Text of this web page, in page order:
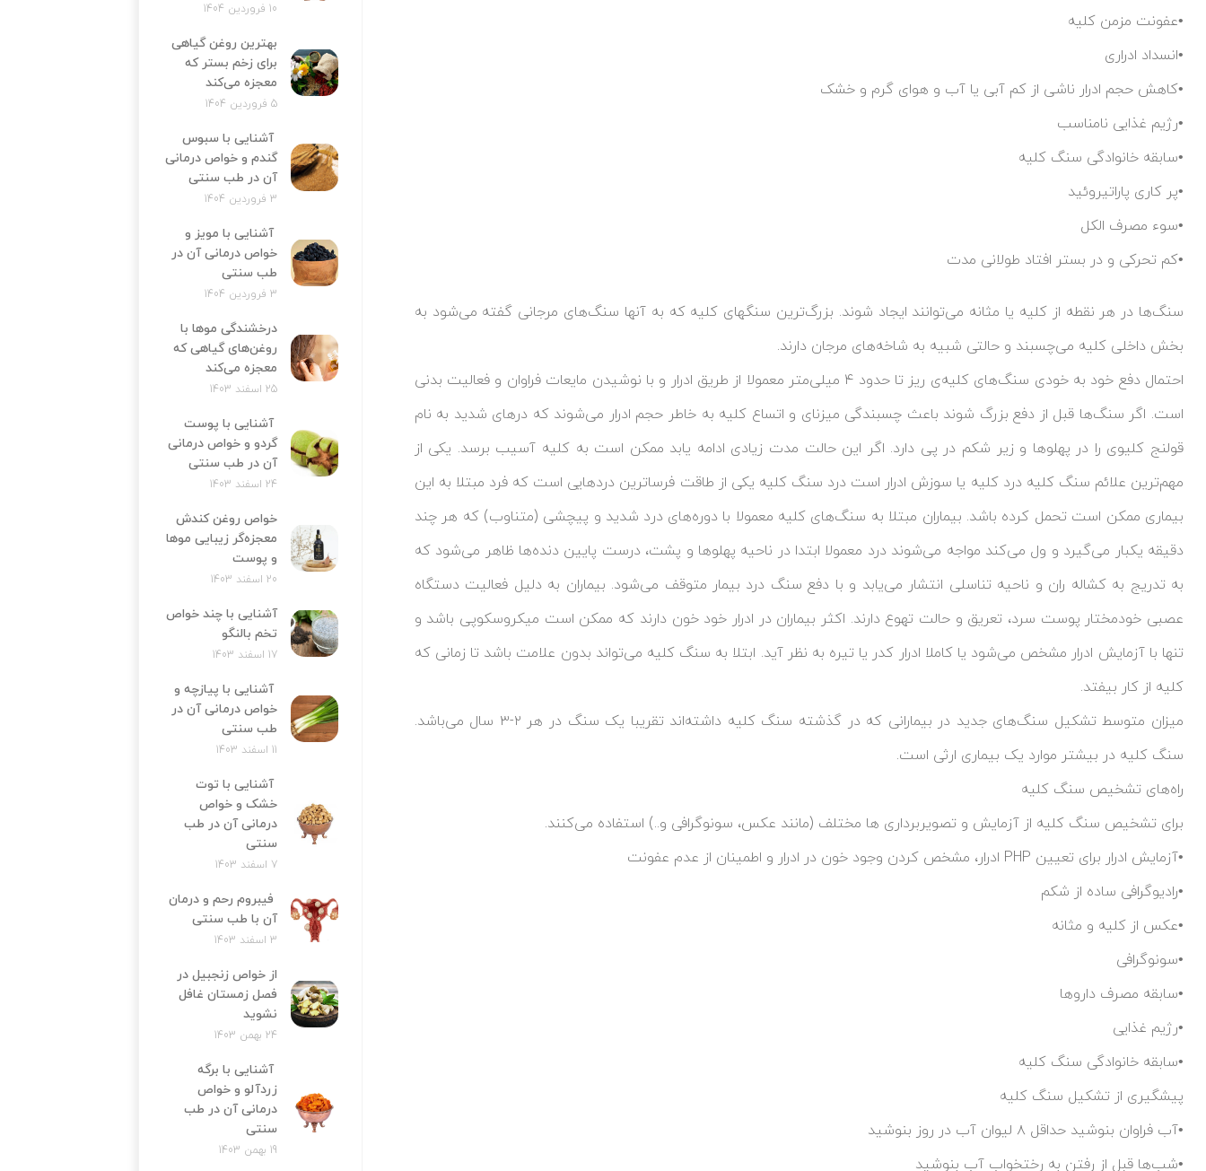
•عفونت مزمن کلیه
•انسداد ادراری
•کاهش حجم ادرار ناشی از کم آبی یا آب و هوای گرم و خشک
•رژیم غذایی نامناسب
•سابقه خانوادگی سنگ کلیه
•پر کاری پاراتیروئید
•سوء مصرف الکل
•کم تحرکی و در بستر افتاد طولانی مدت
سنگ‌ها در هر نقطه از کلیه یا مثانه می‌توانند ایجاد شوند. بزرگ‌ترین سنگ‎های کلیه که به آنها سنگ‎‌های مرجانی گفته می‌شود به
بخش داخلی کلیه می‌چسبند و حالتی شبیه به شاخه‌های مرجان دارند.
احتمال دفع خود به خودی سنگ‌های کلیه‌ی ریز تا حدود ۴ میلی‌متر معمولا از طریق ادرار و با نوشیدن مایعات فراوان و فعالیت بدنی
است. اگر سنگ‌ها قبل از دفع بزرگ شوند باعث چسبندگی میزنای و اتساع کلیه به خاطر حجم ادرار می‌شوند که درهای شدید به نام
قولنج کلیوی را در پهلوها و زیر شکم در پی دارد. اگر این حالت مدت زیادی ادامه یابد ممکن است به کلیه آسیب برسد. یکی از
مهم‌ترین علائم سنگ کلیه درد کلیه یا سوزش ادرار است درد سنگ کلیه یکی از طاقت فرساترین دردهایی است که فرد مبتلا به این
بیماری ممکن است تحمل کرده باشد. بیماران مبتلا به سنگ‌های کلیه معمولا با دوره‌های درد شدید و پیچشی (متناوب) که هر چند
دقیقه یکبار می‌گیرد و ول می‌کند مواجه می‌شوند درد معمولا ابتدا در ناحیه پهلوها و پشت، درست پایین دنده‌ها ظاهر می‌شود که
به تدریج به کشاله ران و ناحیه تناسلی انتشار می‌یابد و با دفع سنگ درد بیمار متوقف می‌شود. بیماران به دلیل فعالیت دستگاه
عصبی خودمختار پوست سرد، تعریق و حالت تهوع دارند. اکثر بیماران در ادرار خود خون دارند که ممکن است میکروسکوپی باشد و
تنها با آزمایش ادرار مشخص می‌شود یا کاملا ادرار کدر یا تیره به نظر آید. ابتلا به سنگ کلیه می‌تواند بدون علامت باشد تا زمانی که
کلیه از کار بیفتد.
میزان متوسط تشکیل سنگ‌های جدید در بیمارانی که در گذشته سنگ کلیه داشته‌اند تقریبا یک سنگ در هر ۲-۳ سال می‌باشد.
سنگ کلیه در بیشتر موارد یک بیماری ارثی است.
راه‌های تشخیص سنگ کلیه
برای تشخیص سنگ کلیه از آزمایش و تصویربرداری ها مختلف (مانند عکس، سونوگرافی و..) استفاده می‌کنند.
•آزمایش ادرار برای تعیین PHP ادرار، مشخص کردن وجود خون در ادرار و اطمینان از عدم عفونت
•رادیوگرافی ساده از شکم
•عکس از کلیه و مثانه
•سونوگرافی
•سابقه مصرف داروها
•رژیم غذایی
•سابقه خانوادگی سنگ کلیه
پیشگیری از تشکیل سنگ کلیه
•آب فراوان بنوشید حداقل ۸ لیوان آب در روز بنوشید
•شب‌ها قبل از رفتن به رختخواب آب بنوشید
10 فروردین 1404
بهترین روغن گیاهی
برای زخم بستر که
معجزه می‌کند
5 فروردین 1404
آشنایی با سبوس
گندم و خواص درمانی
آن در طب سنتی
3 فروردین 1404
آشنایی با مویز و
خواص درمانی آن در
طب سنتی
3 فروردین 1404
درخشندگی موها با
روغن‌های گیاهی که
معجزه می‌کند
25 اسفند 1403
آشنایی با پوست
گردو و خواص درمانی
آن در طب سنتی
24 اسفند 1403
خواص روغن کندش
معجزه‌‌گر زیبایی موها
و پوست
20 اسفند 1403
آشنایی با چند خواص
تخم بالنگو
17 اسفند 1403
آشنایی با پیازچه و
خواص درمانی آن در
طب سنتی
11 اسفند 1403
آشنایی با توت
خشک و خواص
درمانی آن در طب
سنتی
7 اسفند 1403
فیبروم رحم و درمان
آن با طب سنتی
3 اسفند 1403
از خواص زنجبیل در
فصل زمستان غافل
نشوید
24 بهمن 1403
آشنایی با برگه
زردآلو و خواص
درمانی آن در طب
سنتی
19 بهمن 1403